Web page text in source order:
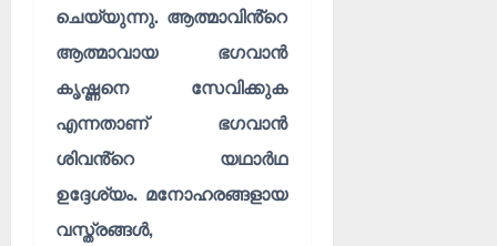
ചെയ്യുന്നു. ആത്മാവിൻ്റെ
ആത്മാവായ ഭഗവാൻ
കൃഷ്ണനെ സേവിക്കുക
എന്നതാണ് ഭഗവാൻ
ശിവൻ്റെ യഥാർഥ
ഉദ്ദേശ്യം. മനോഹരങ്ങളായ
വസ്ത്രങ്ങൾ,